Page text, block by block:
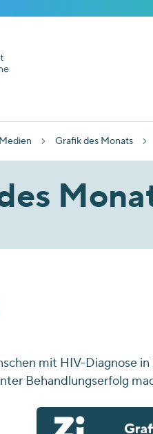
Medien Grafik des Monats
mit HIV-Diagnose
Behandlungserfolg